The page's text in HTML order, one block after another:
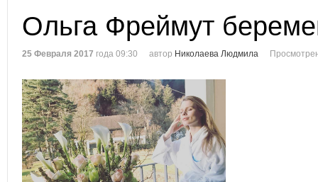
Ольга Фреймут
25 Февраля 2017 года 09:30 автор Николаева Людмила